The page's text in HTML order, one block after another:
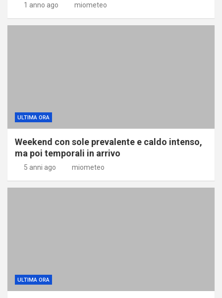
1 anno ago miometeo
ULTIMA ORA
Weekend con sole prevalente e caldo intenso,
ma poi temporali in arrivo
5 anni ago miometeo
ULTIMA ORA